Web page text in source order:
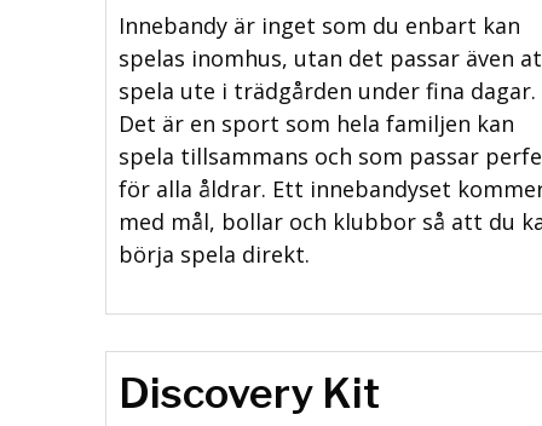
Innebandy är inget som du enbart kan
spelas inomhus, utan det passar även
spela ute i trädgården under fina dagar.
Det är en sport som hela familjen kan
spela tillsammans och som passar
för alla åldrar. Ett innebandyset
med mål, bollar och klubbor så att du
börja spela direkt.
Discovery Kit